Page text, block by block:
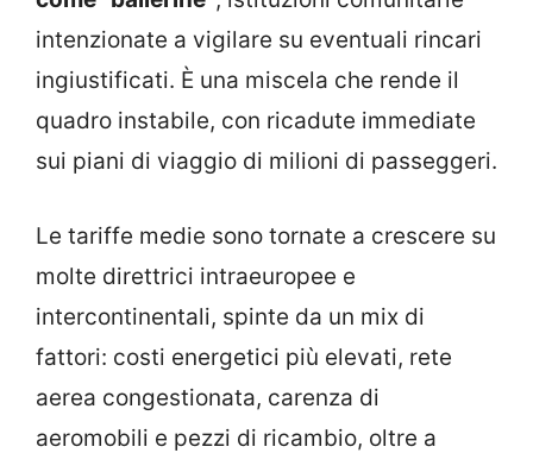
intenzionate a vigilare su eventuali rincari
ingiustificati. È una miscela che rende il
quadro instabile, con ricadute immediate
sui piani di viaggio di milioni di passeggeri.
Le tariffe medie sono tornate a crescere su
molte direttrici intraeuropee e
intercontinentali, spinte da un mix di
fattori: costi energetici più elevati, rete
aerea congestionata, carenza di
aeromobili e pezzi di ricambio, oltre a